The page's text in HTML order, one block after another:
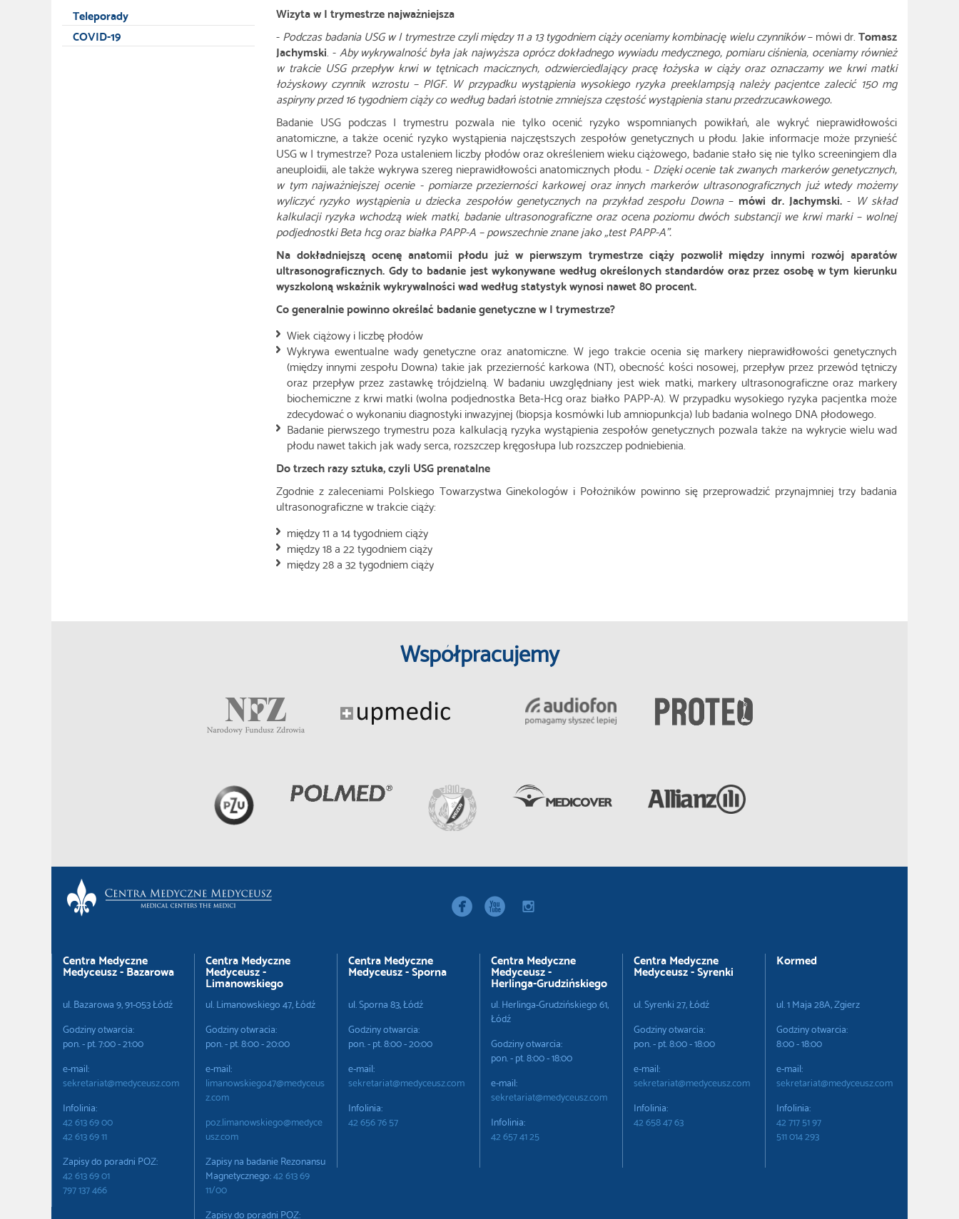
Wizyta w I trymestrze najważniejsza
-Podczas badania USG w I trymestrze czyli między 11 a 13 tygodniem ciąży oceniamy kombinację wielu czynników– mówi dr.Tomasz
Jachymski. -Aby wykrywalność była jak najwyższa oprócz dokładnego wywiadu medycznego, pomiaru ciśnienia, oceniamy również
w trakcie USG przepływ krwi w tętnicach macicznych, odzwierciedlający pracę łożyska w ciąży oraz oznaczamy we krwi matki
łożyskowy czynnik wzrostu – PlGF. W przypadku wystąpienia wysokiego ryzyka preeklampsją należy pacjentce zalecić 150 mg
aspiryny przed 16 tygodniem ciąży co według badań istotnie zmniejsza częstość wystąpienia stanu przedrzucawkowego.
Badanie USG podczas I trymestru pozwala nie tylko ocenić ryzyko wspomnianych powikłań, ale wykryć nieprawidłowości
anatomiczne, a także ocenić ryzyko wystąpienia najczęstszych zespołów genetycznych u płodu. Jakie informacje może przynieść
USG w I trymestrze? Poza ustaleniem liczby płodów oraz określeniem wieku ciążowego, badanie stało się nie tylko screeningiem dla
aneuploidii, ale także wykrywa szereg nieprawidłowości anatomicznych płodu. - Dzięki ocenie tak zwanych markerów genetycznych,
w tym najważniejszej ocenie - pomiarze przezierności karkowej oraz innych markerów ultrasonograficznych już wtedy możemy
wyliczyć ryzyko wystąpienia u dziecka zespołów genetycznych na przykład zespołu Downa – mówi dr. Jachymski.- W skład
kalkulacji ryzyka wchodzą wiek matki, badanie ultrasonograficzne oraz ocena poziomu dwóch substancji we krwi marki – wolnej
podjednostki Beta hcg oraz białka PAPP-A – powszechnie znane jako „test PAPP-A”.
Na dokładniejszą ocenę anatomii płodu już w pierwszym trymestrze ciąży pozwolił między innymi rozwój aparatów
ultrasonograficznych. Gdy to badanie jest wykonywane według określonych standardów oraz przez osobę w tym kierunku
wyszkoloną wskaźnik wykrywalności wad według statystyk wynosi nawet 80 procent.
Co generalnie powinno określać badanie genetyczne w I trymestrze?
Wiek ciążowy i liczbę płodów
Wykrywa ewentualne wady genetyczne oraz anatomiczne. W jego trakcie ocenia się markery nieprawidłowości genetycznych
(między innymi zespołu Downa) takie jak przezierność karkowa (NT), obecność kości nosowej, przepływ przez przewód tętniczy
oraz przepływ przez zastawkę trójdzielną. W badaniu uwzględniany jest wiek matki, markery ultrasonograficzne oraz markery
biochemiczne z krwi matki (wolna podjednostka Beta-Hcg oraz białko PAPP-A). W przypadku wysokiego ryzyka pacjentka może
zdecydować o wykonaniu diagnostyki inwazyjnej (biopsja kosmówki lub amniopunkcja) lub badania wolnego DNA płodowego.
Badanie pierwszego trymestru poza kalkulacją ryzyka wystąpienia zespołów genetycznych pozwala także na wykrycie wielu wad
płodu nawet takich jak wady serca, rozszczep kręgosłupa lub rozszczep podniebienia.
Do trzech razy sztuka, czyli USG prenatalne
Zgodnie z zaleceniami Polskiego Towarzystwa Ginekologów i Położników powinno się przeprowadzić przynajmniej trzy badania
ultrasonograficzne w trakcie ciąży:
między 11 a 14 tygodniem ciąży
między 18 a 22 tygodniem ciąży
między 28 a 32 tygodniem ciąży
Teleporady
COVID-19
Współpracujemy
  instagram
Centra Medyczne
Medyceusz - Bazarowa
ul. Bazarowa 9, 91-053 Łódź
Godziny otwarcia:
pon. - pt. 7:00 - 21:00
e-mail:
sekretariat@medyceusz.com
Infolinia:
42 613 69 00
42 613 69 11
Zapisy do poradni POZ:
42 613 69 01
797 137 466
Centra Medyczne
Medyceusz -
Limanowskiego
ul. Limanowskiego 47, Łódź
Godziny otwracia:
pon. - pt. 8:00 - 20:00
e-mail:
limanowskiego47@medyceus
z.com
poz.limanowskiego@medyce
usz.com
Zapisy na badanie Rezonansu
Magnetycznego:42 613 69
11/00
Zapisy do poradni POZ:
Centra Medyczne
Medyceusz - Sporna
ul. Sporna 83, Łódź
Godziny otwarcia:
pon. - pt. 8:00 - 20:00
e-mail:
sekretariat@medyceusz.com
Infolinia:
42 656 76 57
Centra Medyczne
Medyceusz -
Herlinga-Grudzińskiego
ul. Herlinga-Grudzińskiego 61,
Łódź
Godziny otwarcia:
pon. - pt. 8:00 - 18:00
e-mail:
sekretariat@medyceusz.com
Infolinia:
42 657 41 25
Centra Medyczne
Medyceusz - Syrenki
ul. Syrenki 27, Łódź
Godziny otwarcia:
pon. - pt. 8:00 - 18:00
e-mail:
sekretariat@medyceusz.com
Infolinia:
42 658 47 63
Kormed
ul. 1 Maja 28A, Zgierz
Godziny otwarcia:
8:00 - 18:00
e-mail:
sekretariat@medyceusz.com
Infolinia:
42 717 51 97
511 014 293